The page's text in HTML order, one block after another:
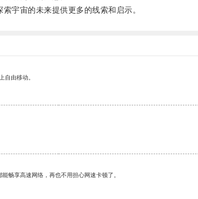
宇宙的未来提供更多的线索和启示。
自由移动。
畅享高速网络，再也不用担心网速卡顿了。